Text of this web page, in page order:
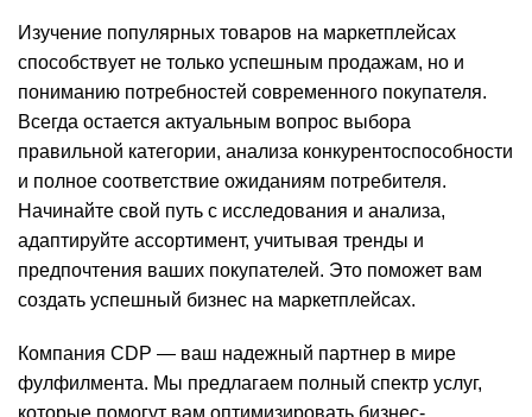
Изучение популярных товаров на маркетплейсах
способствует не только успешным продажам, но и
пониманию потребностей современного покупателя.
Всегда остается актуальным вопрос выбора
правильной категории, анализа конкурентоспособности
и полное соответствие ожиданиям потребителя.
Начинайте свой путь с исследования и анализа,
адаптируйте ассортимент, учитывая тренды и
предпочтения ваших покупателей. Это поможет вам
создать успешный бизнес на маркетплейсах.
Компания CDP — ваш надежный партнер в мире
фулфилмента. Мы предлагаем полный спектр услуг,
которые помогут вам оптимизировать бизнес-